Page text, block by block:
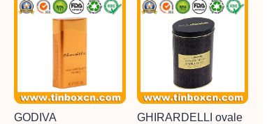
GODIVA
GHIRARDELLI ovale